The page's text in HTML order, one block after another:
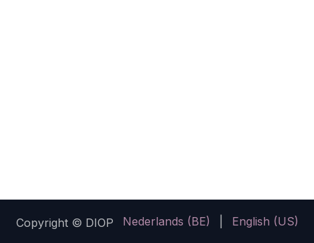
Copyright © DIOP Nederlands (BE) English (US)